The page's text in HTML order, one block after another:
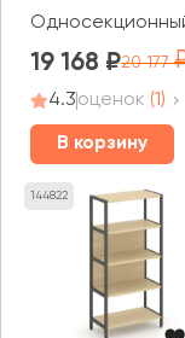
19 168 20 177
4.3оценок (1)
В корзину
144822